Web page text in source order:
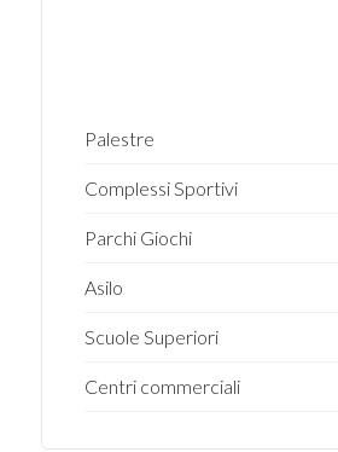
Palestre
Complessi Sportivi
Parchi Giochi
Asilo
Scuole Superiori
Centri commerciali
Camere
minime
Qualsiasi